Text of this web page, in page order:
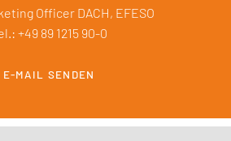
Officer DACH, EFESO
+49 89 1215 90-0
E-MAIL SENDEN